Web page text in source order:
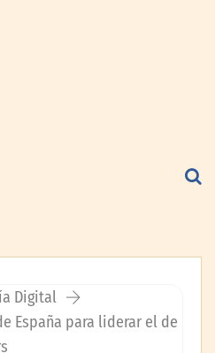
Digital
España para liderar el de